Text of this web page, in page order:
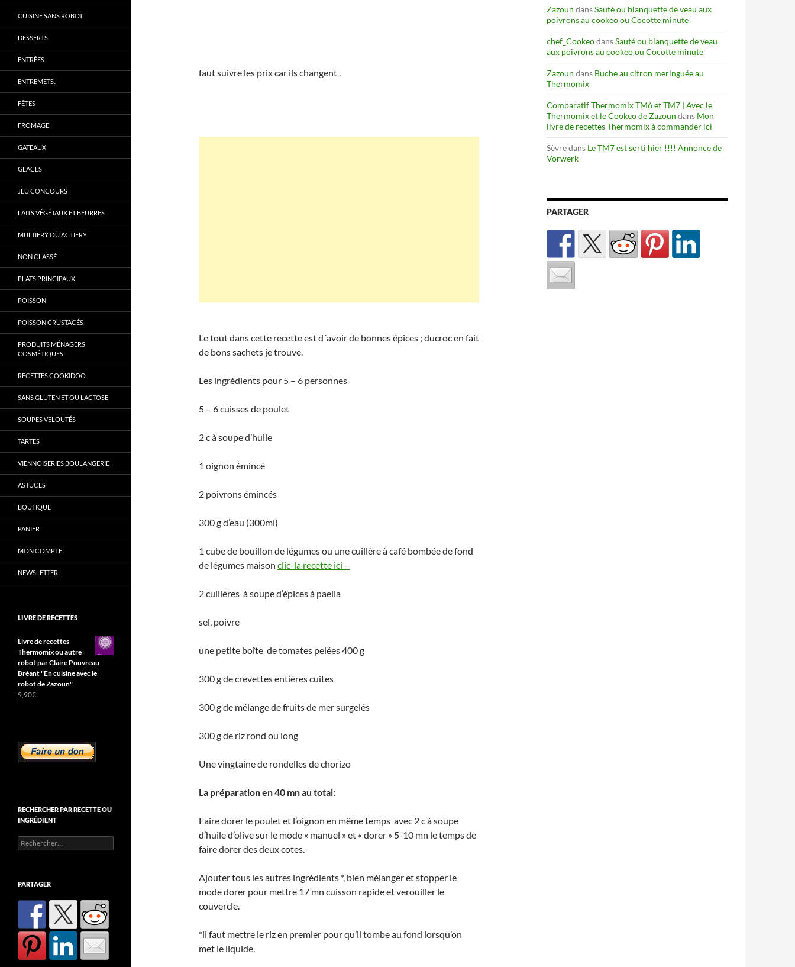
faut suivre les prix car ils changent .
Le tout dans cette recette est d´avoir de bonnes épices ; ducroc en fait
de bons sachets je trouve.
Les ingrédients pour 5 – 6 personnes
5 – 6 cuisses de poulet
2 c à soupe d’huile
1 oignon émincé
2 poivrons émincés
300 g d’eau (300ml)
1 cube de bouillon de légumes ou une cuillère à café bombée de fond
de légumes maison clic-la recette ici –
2 cuillères à soupe d’épices à paella
sel, poivre
une petite boîte de tomates pelées 400 g
300 g de crevettes entières cuites
300 g de mélange de fruits de mer surgelés
300 g de riz rond ou long
Une vingtaine de rondelles de chorizo
La préparation en 40 mn au total:
Faire dorer le poulet et l’oignon en même temps avec 2 c à soupe
d’huile d’olive sur le mode « manuel » et « dorer » 5-10 mn le temps de
faire dorer des deux cotes.
Ajouter tous les autres ingrédients *, bien mélanger et stopper le
mode dorer pour mettre 17 mn cuisson rapide et verouiller le
couvercle.
*il faut mettre le riz en premier pour qu’il tombe au fond lorsqu’on
met le liquide.
Zazoun dansSauté ou blanquette de veau aux
poivrons au cookeo ou Cocotte minute
chef_CookeodansSauté ou blanquette de veau
aux poivrons au cookeo ou Cocotte minute
Zazoun dans Buche au citron meringuée au
Thermomix
Comparatif Thermomix TM6 et TM7 | Avec le
Thermomix et le Cookeo de Zazoun dans Mon
livre de recettes Thermomix à commander ici
Sèvredans Le TM7 est sorti hier !!!! Annonce de
Vorwerk
PARTAGER
CUISINE SANS ROBOT
DESSERTS
ENTRÉES
ENTREMETS..
FÊTES
FROMAGE
GATEAUX
GLACES
JEU CONCOURS
LAITS VÉGÉTAUX ET BEURRES
MULTIFRY OU ACTIFRY
NON CLASSÉ
PLATS PRINCIPAUX
POISSON
POISSON CRUSTACÉS
PRODUITS MÉNAGERS
COSMÉTIQUES
RECETTES COOKIDOO
SANS GLUTEN ET OU LACTOSE
SOUPES VELOUTÉS
TARTES
VIENNOISERIES BOULANGERIE
ASTUCES
BOUTIQUE
PANIER
MON COMPTE
NEWSLETTER
LIVRE DE RECETTES
Livre de recettes
Thermomix ou autre
robot par Claire Pouvreau
Bréant "En cuisine avec le
robot de Zazoun"
9,90€
RECHERCHER PAR RECETTE OU
INGRÉDIENT
Rechercher :
PARTAGER